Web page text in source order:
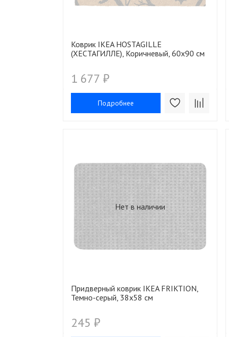
Коврик IKEA HOSTAGILLE
(ХЕСТАГИЛЛЕ), Коричневый, 60х90 см
1 677 ₽
Подробнее
Нет в наличии
Придверный коврик IKEA FRIKTION,
Темно-серый, 38x58 см
245 ₽